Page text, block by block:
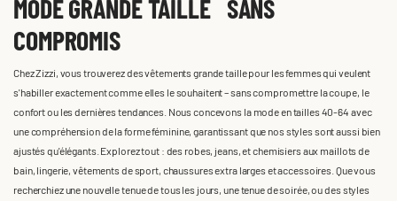
MODE GRANDE TAILLE SANS
COMPROMIS
Chez Zizzi, vous trouverez des vêtements grande taille pour les femmes qui veulent
s'habiller exactement comme elles le souhaitent – sans compromettre la coupe, le
confort ou les dernières tendances. Nous concevons la mode en tailles 40-64 avec
une compréhension de la forme féminine, garantissant que nos styles sont aussi bien
ajustés qu'élégants. Explorez tout : des robes, jeans, et chemisiers aux maillots de
bain, lingerie, vêtements de sport, chaussures extra larges et accessoires. Que vous
recherchiez une nouvelle tenue de tous les jours, une tenue de soirée, ou des styles